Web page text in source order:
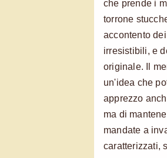
che prende i
torrone
accontento
irresistibili, e
originale. Il
un'idea che
apprezzo
ma di
mandate a
caratterizzati,